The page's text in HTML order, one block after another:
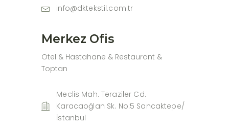
info@dktekstil.com.tr
Merkez Ofis
Otel & Hastahane & Restaurant &
Toptan
Meclis Mah. Teraziler Cd.
Karacaoğlan Sk. No:5 Sancaktepe/
İstanbul